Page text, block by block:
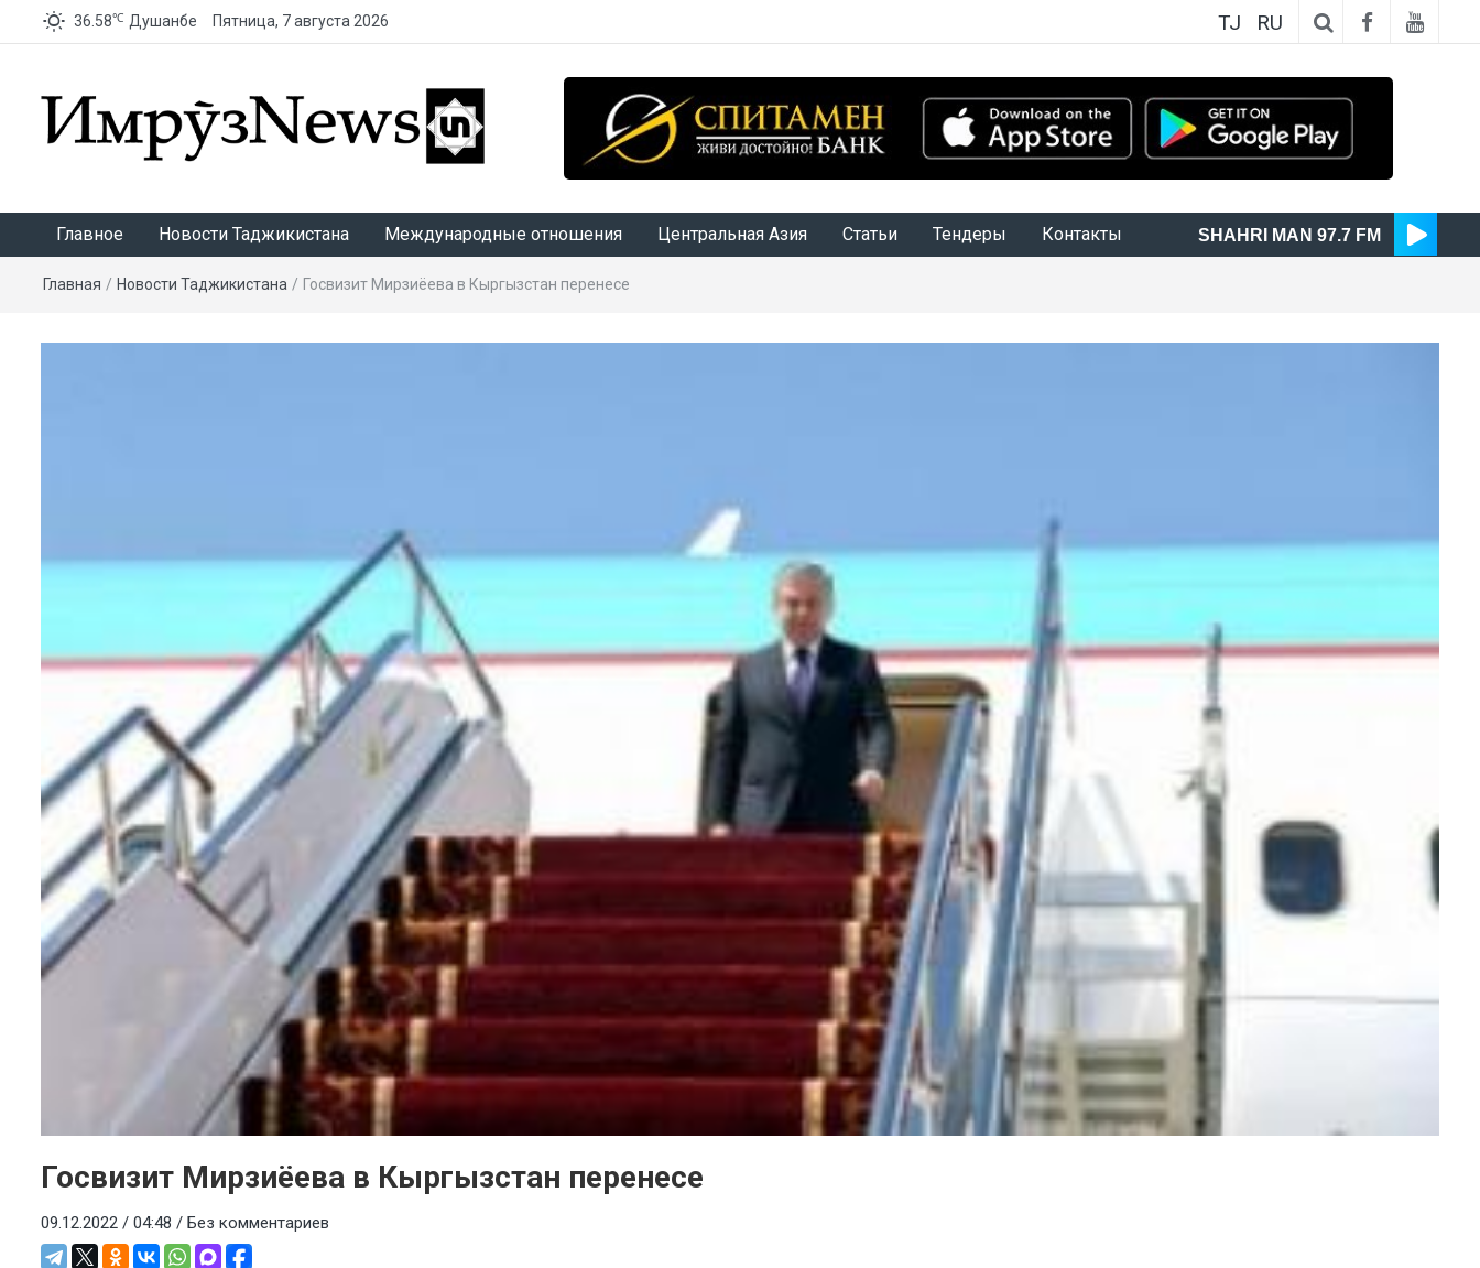
36.58℃ Душанбе Пятница, 7 августа 2026 TJ RU
Главное Новости Таджикистана Международные отношения Центральная Азия Статьи Тендеры Контакты SHAHRI MAN 97.7 FM
Главная / Новости Таджикистана / Госвизит Мирзиёева в Кыргызстан перенесе
Госвизит Мирзиёева в Кыргызстан перенесе
09.12.2022 / 04:48 / Без комментариев